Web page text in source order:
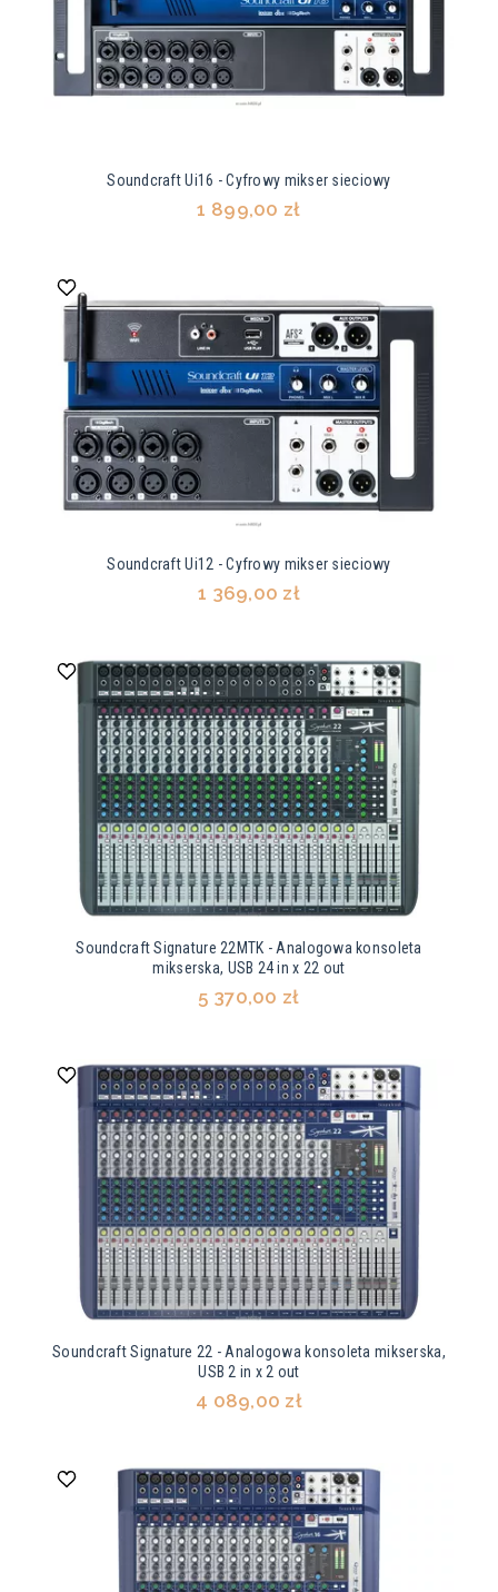
Soundcraft Ui16 - Cyfrowy mikser sieciowy
1 899,00 zł
Soundcraft Ui12 - Cyfrowy mikser sieciowy
1 369,00 zł
Soundcraft Signature 22MTK - Analogowa konsoleta
mikserska, USB 24 in x 22 out
5 370,00 zł
Soundcraft Signature 22 - Analogowa konsoleta mikserska,
USB 2 in x 2 out
4 089,00 zł